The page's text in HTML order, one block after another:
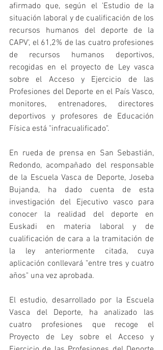
afirmado que, según el 'Estudio de la
situación laboral y de cualificación de los
recursos humanos del deporte de la
CAPV', el 61,2% de las cuatro profesiones
de recursos humanos deportivos,
recogidas en el proyecto de Ley vasca
sobre el Acceso y Ejercicio de las
Profesiones del Deporte en el País Vasco,
monitores, entrenadores, directores
deportivos y profesores de Educación
Física está "infracualificado".
En rueda de prensa en San Sebastián,
Redondo, acompañado del responsable
de la Escuela Vasca de Deporte, Joseba
Bujanda, ha dado cuenta de esta
investigación del Ejecutivo vasco para
conocer la realidad del deporte en
Euskadi en materia laboral y de
cualificación de cara a la tramitación de
la ley anteriormente citada, cuya
aplicación conllevará "entre tres y cuatro
años" una vez aprobada.
El estudio, desarrollado por la Escuela
Vasca del Deporte, ha analizado las
cuatro profesiones que recoge el
Proyecto de Ley sobre el Acceso y